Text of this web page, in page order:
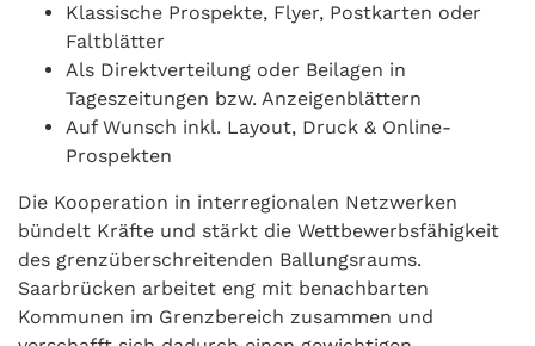
Klassische Prospekte, Flyer, Postkarten oder
Faltblätter
Als Direktverteilung oder Beilagen in
Tageszeitungen bzw. Anzeigenblättern
Auf Wunsch inkl. Layout, Druck & Online-
Prospekten
Die Kooperation in interregionalen Netzwerken
bündelt Kräfte und stärkt die Wettbewerbsfähigkeit
des grenzüberschreitenden Ballungsraums.
Saarbrücken arbeitet eng mit benachbarten
Kommunen im Grenzbereich zusammen und